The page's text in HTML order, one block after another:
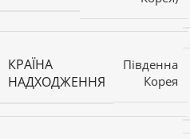
КРАЇНА
НАДХОДЖЕННЯ
Південна
Корея